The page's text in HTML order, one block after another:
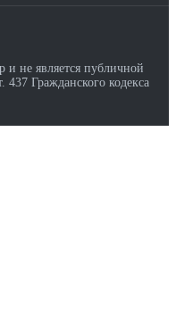
и не является публичной
Гражданского кодекса